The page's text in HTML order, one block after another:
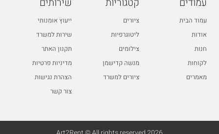
עמוד הבית
אודות
חנות
לקוחות
מאמרים
ציורים
ליטוגרפיות
צילומים
מנשה קדישמן
ציורים למשרד
ייעוץ אומנותי
שירות למשרד
תקנון האתר
מדיניות פרטיות
הצהרת נגישות
צור קשר